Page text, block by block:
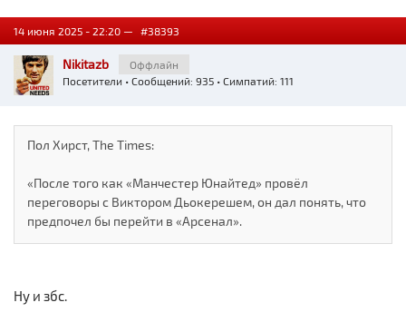
14 июня 2025 - 22:20 — #38393
Nikitazb
Оффлайн
Посетители • Сообщений: 935 • Симпатий: 111
Пол Хирст, The Times:
«После того как «Манчестер Юнайтед» провёл
переговоры с Виктором Дьокерешем, он дал понять, что
предпочел бы перейти в «Арсенал».
Ну и збс.